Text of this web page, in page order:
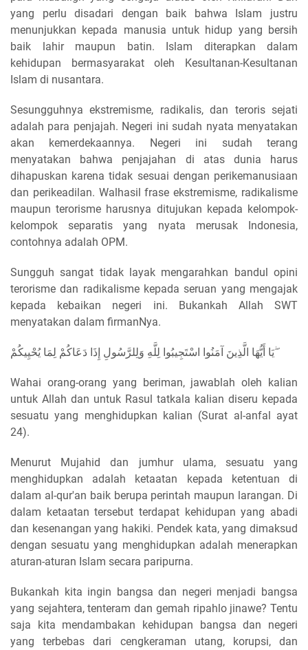
yang perlu disadari dengan baik bahwa Islam justru
menunjukkan kepada manusia untuk hidup yang bersih
baik lahir maupun batin. Islam diterapkan dalam
kehidupan bermasyarakat oleh Kesultanan-Kesultanan
Islam di nusantara.
Sesungguhnya ekstremisme, radikalis, dan teroris sejati
adalah para penjajah. Negeri ini sudah nyata menyatakan
akan kemerdekaannya. Negeri ini sudah terang
menyatakan bahwa penjajahan di atas dunia harus
dihapuskan karena tidak sesuai dengan perikemanusiaan
dan perikeadilan. Walhasil frase ekstremisme, radikalisme
maupun terorisme harusnya ditujukan kepada kelompok-
kelompok separatis yang nyata merusak Indonesia,
contohnya adalah OPM.
Sungguh sangat tidak layak mengarahkan bandul opini
terorisme dan radikalisme kepada seruan yang mengajak
kepada kebaikan negeri ini. Bukankah Allah SWT
menyatakan dalam firmanNya.
يَا أَيُّهَا الَّذِينَ آمَنُوا اسْتَجِيبُوا لِلَّهِ وَلِلرَّسُولِ إِذَا دَعَاكُمْ لِمَا يُحْيِيكُمْ ۖ
Wahai orang-orang yang beriman, jawablah oleh kalian
untuk Allah dan untuk Rasul tatkala kalian diseru kepada
sesuatu yang menghidupkan kalian (Surat al-anfal ayat
24).
Menurut Mujahid dan jumhur ulama, sesuatu yang
menghidupkan adalah ketaatan kepada ketentuan di
dalam al-qur'an baik berupa perintah maupun larangan. Di
dalam ketaatan tersebut terdapat kehidupan yang abadi
dan kesenangan yang hakiki. Pendek kata, yang dimaksud
dengan sesuatu yang menghidupkan adalah menerapkan
aturan-aturan Islam secara paripurna.
Bukankah kita ingin bangsa dan negeri menjadi bangsa
yang sejahtera, tenteram dan gemah ripahlo jinawe? Tentu
saja kita mendambakan kehidupan bangsa dan negeri
yang terbebas dari cengkeraman utang, korupsi, dan